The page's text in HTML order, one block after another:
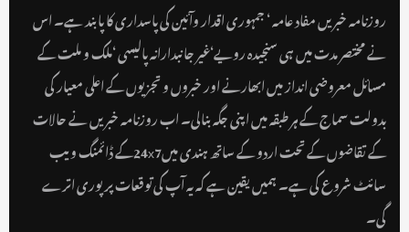
روزنامہ خبریں مفاد عامہ ‘ جمہوری اقدار وآئین کی پاسداری کا پابند ہے۔ اس
نے مختصر مدت میں ہی سنجیدہ رویے‘غیر جانبدارانہ پالیسی ‘ملک و ملت کے
مسائل معروضی انداز میں ابھارنے اور خبروں و تجزیوں کے اعلی معیار کی
بدولت سماج کے ہر طبقہ میں اپنی جگہ بنالی۔ اب روزنامہ خبریں نے حالات
کے تقاضوں کے تحت اردو کے ساتھ ہندی میں24x7کے ڈائمنگ ویب
سائٹ شروع کی ہے۔ ہمیں یقین ہے کہ یہ آپ کی توقعات پر پوری اترے
گی۔